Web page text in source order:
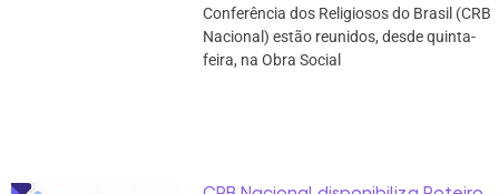
Conferência dos Religiosos do Brasil (CRB
Nacional) estão reunidos, desde quinta-
feira, na Obra Social